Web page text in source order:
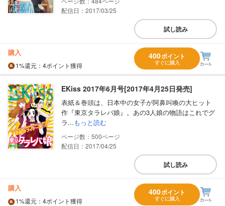
配信日：2017/03/25
試し読み
購入
1%還元 ：4ポイント獲得
400ポイント
すぐに購入
EKiss 2017年6月号[2017年4月25日発売]
表紙＆巻頭は、日本中の女子が阿鼻叫喚の大ヒット
作『東京タラレバ娘』。あの3人娘の物語はこれでグ
ラ...もっと読む
500
配信日：2017/04/25
試し読み
購入
1%還元 ：4ポイント獲得
400ポイント
すぐに購入